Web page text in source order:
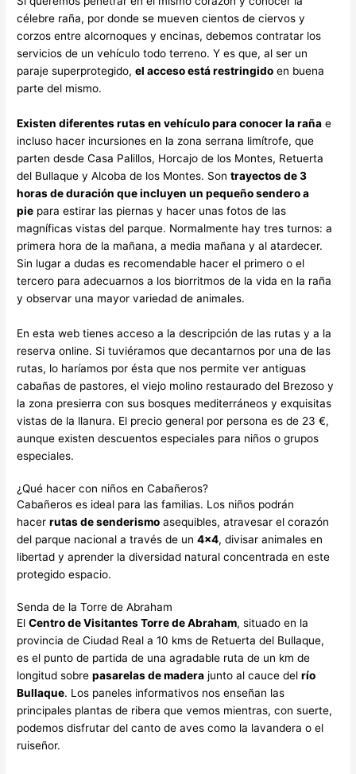
célebre raña, por donde se mueven cientos de ciervos y
corzos entre alcornoques y encinas, debemos contratar los
servicios de un vehículo todo terreno. Y es que, al ser un
paraje superprotegido,el acceso está restringido en buena
parte del mismo.
Existen diferentes rutas en vehículo para conocer la raña e
incluso hacer incursiones en la zona serrana limítrofe, que
parten desde Casa Palillos, Horcajo de los Montes, Retuerta
del Bullaque y Alcoba de los Montes. Sontrayectos de 3
horas de duración que incluyen un pequeño sendero a
pie para estirar las piernas y hacer unas fotos de las
magníficas vistas del parque. Normalmente hay tres turnos: a
primera hora de la mañana, a media mañana y al atardecer.
Sin lugar a dudas es recomendable hacer el primero o el
tercero para adecuarnos a los biorritmos de la vida en la raña
y observar una mayor variedad de animales.
En esta web tienes acceso a la descripción de las rutas y a la
reserva online. Si tuviéramos que decantarnos por una de las
rutas, lo haríamos por ésta que nos permite ver antiguas
cabañas de pastores, el viejo molino restaurado del Brezoso y
la zona presierra con sus bosques mediterráneos y exquisitas
vistas de la llanura. El precio general por persona es de 23 €,
aunque existen descuentos especiales para niños o grupos
especiales.
¿Qué hacer con niños en Cabañeros?
Cabañeros es ideal para las familias. Los niños podrán
hacerrutas de senderismo asequibles, atravesar el corazón
del parque nacional a través de un4×4, divisar animales en
libertad y aprender la diversidad natural concentrada en este
protegido espacio.
Senda de la Torre de Abraham
ElCentro de Visitantes Torre de Abraham, situado en la
provincia de Ciudad Real a 10 kms de Retuerta del Bullaque,
es el punto de partida de una agradable ruta de un km de
longitud sobrepasarelas de madera junto al cauce delrío
Bullaque. Los paneles informativos nos enseñan las
principales plantas de ribera que vemos mientras, con suerte,
podemos disfrutar del canto de aves como la lavandera o el
ruiseñor.